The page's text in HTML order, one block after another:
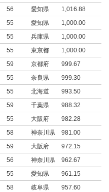
56 愛知県
1,016.88
55 愛知県
1,000.00
55 兵庫県
1,000.00
55 東京都
1,000.00
59 京都府
999.67
55 奈良県
999.30
55 北海道
993.50
59 千葉県
988.32
55 大阪府
982.28
58 神奈川県
981.00
59 大阪府
972.15
56 神奈川県
962.67
55 愛知県
961.15
58 岐阜県
957.60